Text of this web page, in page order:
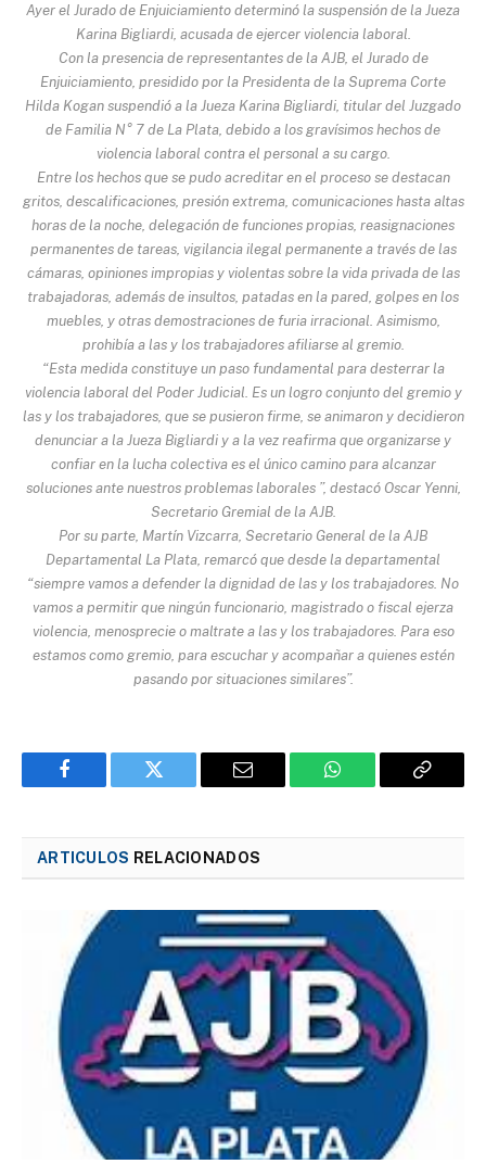
Ayer el Jurado de Enjuiciamiento determinó la suspensión de la Jueza
Karina Bigliardi, acusada de ejercer violencia laboral.
Con la presencia de representantes de la AJB, el Jurado de
Enjuiciamiento, presidido por la Presidenta de la Suprema Corte
Hilda Kogan suspendió a la Jueza Karina Bigliardi, titular del Juzgado
de Familia N° 7 de La Plata, debido a los gravísimos hechos de
violencia laboral contra el personal a su cargo.
Entre los hechos que se pudo acreditar en el proceso se destacan
gritos, descalificaciones, presión extrema, comunicaciones hasta altas
horas de la noche, delegación de funciones propias, reasignaciones
permanentes de tareas, vigilancia ilegal permanente a través de las
cámaras, opiniones impropias y violentas sobre la vida privada de las
trabajadoras, además de insultos, patadas en la pared, golpes en los
muebles, y otras demostraciones de furia irracional. Asimismo,
prohibía a las y los trabajadores afiliarse al gremio.
“Esta medida constituye un paso fundamental para desterrar la
violencia laboral del Poder Judicial. Es un logro conjunto del gremio y
las y los trabajadores, que se pusieron firme, se animaron y decidieron
denunciar a la Jueza Bigliardi y a la vez reafirma que organizarse y
confiar en la lucha colectiva es el único camino para alcanzar
soluciones ante nuestros problemas laborales ”, destacó Oscar Yenni,
Secretario Gremial de la AJB.
Por su parte, Martín Vizcarra, Secretario General de la AJB
Departamental La Plata, remarcó que desde la departamental
“siempre vamos a defender la dignidad de las y los trabajadores. No
vamos a permitir que ningún funcionario, magistrado o fiscal ejerza
violencia, menosprecie o maltrate a las y los trabajadores. Para eso
estamos como gremio, para escuchar y acompañar a quienes estén
pasando por situaciones similares”.
Facebook Twitter Email WhatsApp Copy
ARTICULOS RELACIONADOS